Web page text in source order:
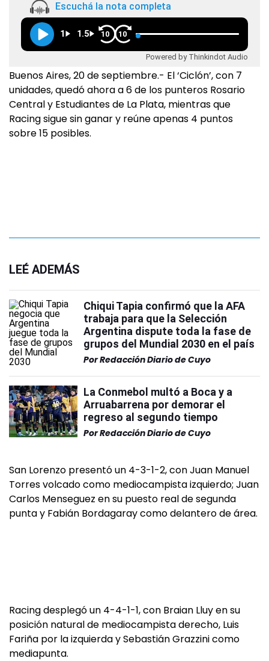
Escuchá la nota completa
1 1.5 10 10
Powered by Thinkindot Audio
Buenos Aires, 20 de septiembre.- El ‘Ciclón’, con 7
unidades, quedó ahora a 6 de los punteros Rosario
Central y Estudiantes de La Plata, mientras que
Racing sigue sin ganar y reúne apenas 4 puntos
sobre 15 posibles.
LEÉ ADEMÁS
Chiqui Tapia confirmó que la AFA
trabaja para que la Selección
Argentina dispute toda la fase de
grupos del Mundial 2030 en el país
PorRedacción Diario de Cuyo
La Conmebol multó a Boca y a
Arruabarrena por demorar el
regreso al segundo tiempo
PorRedacción Diario de Cuyo
San Lorenzo presentó un 4-3-1-2, con Juan Manuel
Torres volcado como mediocampista izquierdo; Juan
Carlos Menseguez en su puesto real de segunda
punta y Fabián Bordagaray como delantero de área.
Racing desplegó un 4-4-1-1, con Braian Lluy en su
posición natural de mediocampista derecho, Luis
Fariña por la izquierda y Sebastián Grazzini como
mediapunta.